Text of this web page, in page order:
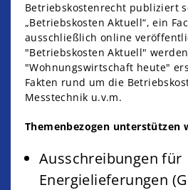
Betriebskostenrecht publiziert
„Betriebskosten Aktuell“, ein
ausschließlich online
"Betriebskosten Aktuell"
"Wohnungswirtschaft heute"
Fakten rund um die
Messtechnik u.v.m.
Themenbezogen unterstützen
Ausschreibungen für
Energielieferungen